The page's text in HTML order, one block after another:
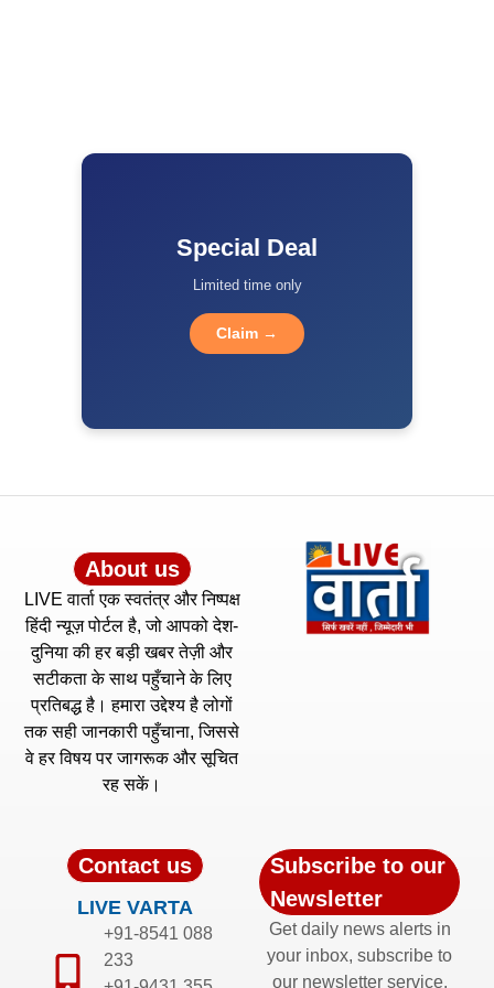
Special Deal
Limited time only
Claim →
About us
LIVE वार्ता एक स्वतंत्र और निष्पक्ष
हिंदी न्यूज़ पोर्टल है, जो आपको देश-
दुनिया की हर बड़ी खबर तेज़ी और
सटीकता के साथ पहुँचाने के लिए
प्रतिबद्ध है। हमारा उद्देश्य है लोगों
तक सही जानकारी पहुँचाना, जिससे
वे हर विषय पर जागरूक और सूचित
रह सकें।
Contact us
LIVE VARTA
+91-8541 088
233
Subscribe to our
Newsletter
Get daily news alerts in
your inbox, subscribe to
our newsletter service.